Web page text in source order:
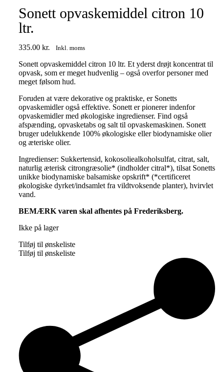
Sonett opvaskemiddel citron 10
ltr.
335.00 kr. Inkl. moms
Sonett opvaskemiddel citron 10 ltr. Et yderst drøjt koncentrat til
opvask, som er meget hudvenlig – også overfor personer med
meget følsom hud.
Foruden at være dekorative og praktiske, er Sonetts
opvaskemidler også effektive. Sonett er pionerer indenfor
opvaskemidler med økologiske ingredienser. Find også
afspænding, opvasketabs og salt til opvaskemaskinen. Sonett
bruger udelukkende 100% økologiske eller biodynamiske olier
og æteriske olier.
Ingredienser: Sukkertensid, kokosoliealkoholsulfat, citrat, salt,
naturlig æterisk citrongræsolie* (indholder citral*), tilsat Sonetts
unikke biodynamiske balsamiske opskrift* (*certificeret
økologiske dyrket/indsamlet fra vildtvoksende planter), hvirvlet
vand.
BEMÆRK varen skal afhentes på Frederiksberg.
Ikke på lager
Tilføj til ønskeliste
Tilføj til ønskeliste